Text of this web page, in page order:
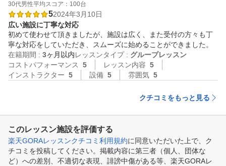
30代男性平均スコア：100台
52024年3月10日
広い施設に丁寧な対応
初めて使わせて頂きましたが、施設は広く、また受付の方々も丁
寧な対応をしていただき、スムーズに始めることができました。
在籍期間 : 3ヶ月以内レッスンタイプ : グループレッスン
コストパフォーマンス
5 レッスン内容 5
インストラクター 5 設備 5 雰囲気 5
クチコミをもっと見る
このレッスン施設を評価する
楽天GORAレッスンクチコミ利用規約に同意いただいた上で、ク
チコミを投稿してください。掲載内容に第三者（個人、団体な
ど）への差別、不適切な表現、誹謗中傷がある等、楽天GORAレ